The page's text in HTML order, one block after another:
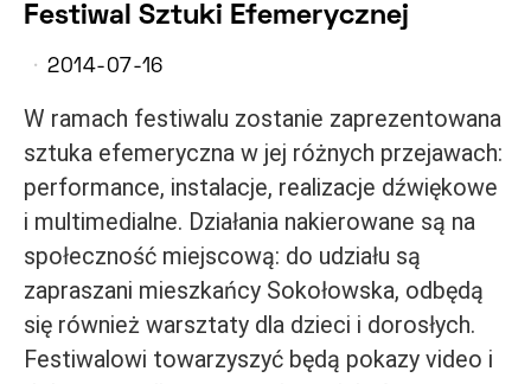
Festiwal Sztuki Efemerycznej
2014-07-16
W ramach festiwalu zostanie zaprezentowana
sztuka efemeryczna w jej różnych przejawach:
performance, instalacje, realizacje dźwiękowe
i multimedialne. Działania nakierowane są na
społeczność miejscową: do udziału są
zapraszani mieszkańcy Sokołowska, odbędą
się również warsztaty dla dzieci i dorosłych.
Festiwalowi towarzyszyć będą pokazy video i